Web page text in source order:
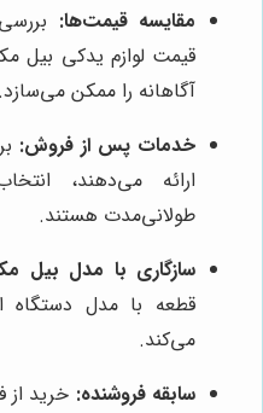
مقایسه قیمت‌ها:
قیمت لوازم یدکی بیل
آگاهانه را ممکن می‌سازد.
خدمات پس از فروش:
ارائه می‌دهند،
طولانی‌مدت هستند.
سازگاری با مدل بیل
قطعه با مدل دستگاه
می‌کند.
سابقه فروشنده: خرید از